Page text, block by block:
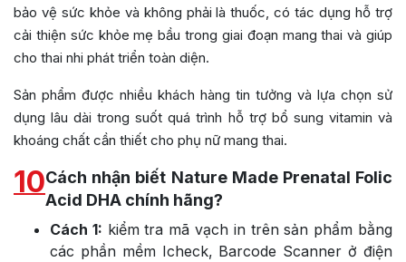
bảo vệ sức khỏe và không phải là thuốc, có tác dụng hỗ trợ
cải thiện sức khỏe mẹ bầu trong giai đoạn mang thai và giúp
cho thai nhi phát triển toàn diện.
Sản phẩm được nhiều khách hàng tin tưởng và lựa chọn sử
dụng lâu dài trong suốt quá trình hỗ trợ bổ sung vitamin và
khoáng chất cần thiết cho phụ nữ mang thai.
10Cách nhận biết Nature Made Prenatal Folic
Acid DHA chính hãng?
Cách 1: kiểm tra mã vạch in trên sản phẩm bằng
các phần mềm Icheck, Barcode Scanner ở điện